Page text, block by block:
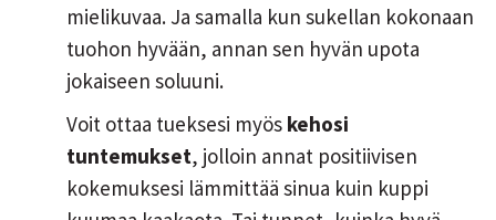
mielikuvaa. Ja samalla kun sukellan kokonaan
tuohon hyvään, annan sen hyvän upota
jokaiseen soluuni.
Voit ottaa tueksesi myös kehosi
tuntemukset, jolloin annat positiivisen
kokemuksesi lämmittää sinua kuin kuppi